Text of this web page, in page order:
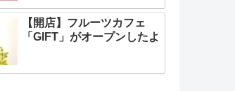
【開店】フルーツカフェ
「GIFT」がオープンしたよ